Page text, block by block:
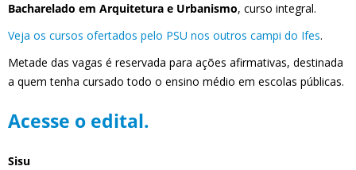
Bacharelado em Arquitetura e Urbanismo, curso integral.
Veja os cursos ofertados pelo PSU nos outros campi do Ifes.
Metade das vagas é reservada para ações afirmativas, destinada
a quem tenha cursado todo o ensino médio em escolas públicas.
Acesse o edital.
Sisu